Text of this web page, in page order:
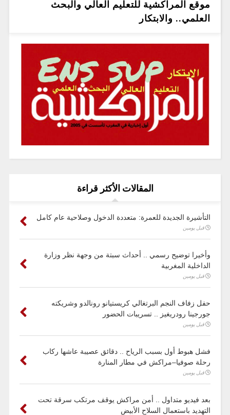
موقع المراكشية للتعليم العالي والبحث
العلمي.. والابتكار
المقالات الأكثر قراءة
التأشيرة الجديدة للعمرة: متعددة الدخول وصلاحية عام كامل
قبل يومين
وأخيرا توضيح رسمي .. أحداث سبتة من وجهة نظر وزارة
الداخلية المغربية
قبل يومين
حفل زفاف النجم البرتغالي كريستيانو رونالدو وشريكته
جورجينا رودريغيز .. تسريبات الحضور
قبل يومين
فشل هبوط أول بسبب الرياح .. دقائق عصيبة عاشها ركاب
رحلة صوفيا–مراكش في مطار المنارة
قبل يومين
بعد فيديو متداول .. أمن مراكش يوقف مرتكب سرقة تحت
التهديد باستعمال السلاح الأبيض